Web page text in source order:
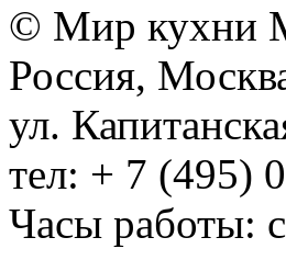
© Мир кухни
Россия,
ул.
тел: + 7 (495)
Часы работы: